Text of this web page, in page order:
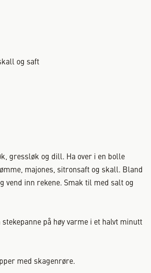
og saft
gressløk og dill. Ha over i en bolle
majones, sitronsaft og skall. Bland
vend inn rekene. Smak til med salt og
på høy varme i et halvt minutt
med skagenrøre.